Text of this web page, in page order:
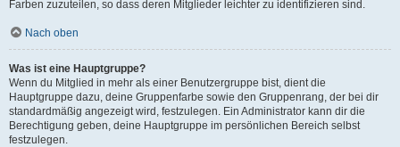
Farben zuzuteilen, so dass deren Mitglieder leichter zu identifizieren sind.
Nach oben
Was ist eine Hauptgruppe?
Wenn du Mitglied in mehr als einer Benutzergruppe bist, dient die
Hauptgruppe dazu, deine Gruppenfarbe sowie den Gruppenrang, der bei dir
standardmäßig angezeigt wird, festzulegen. Ein Administrator kann dir die
Berechtigung geben, deine Hauptgruppe im persönlichen Bereich selbst
festzulegen.